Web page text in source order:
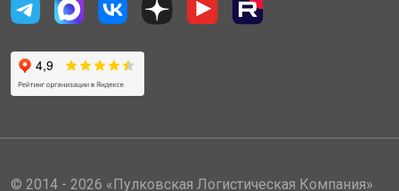
© 2014 - 2026 «Пулковская Логистическая Компания»